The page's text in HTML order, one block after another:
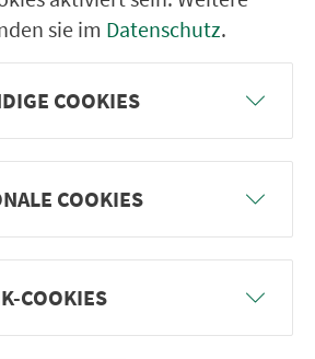
Mitwitz) B 303
Str.
sie im Datenschutz.
COOKIES
COOKIES
COOKIES